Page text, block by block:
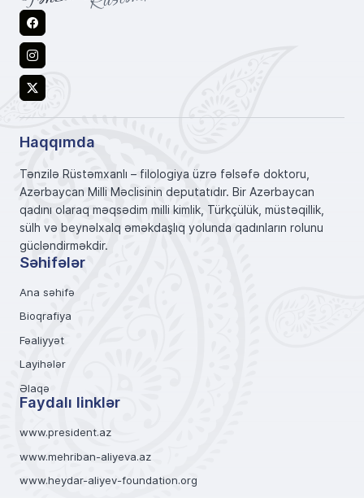
Facebook
Instagram
X
Haqqımda
Tənzilə Rüstəmxanlı – filologiya üzrə fəlsəfə doktoru,
Azərbaycan Milli Məclisinin deputatıdır. Bir Azərbaycan
qadını olaraq məqsədim milli kimlik, Türkçülük, müstəqillik,
sülh və beynəlxalq əməkdaşlıq yolunda qadınların rolunu
gücləndirməkdir.
Səhifələr
Ana səhifə
Bioqrafiya
Fəaliyyət
Layihələr
Əlaqə
Faydalı linklər
www.president.az
www.mehriban-aliyeva.az
www.heydar-aliyev-foundation.org